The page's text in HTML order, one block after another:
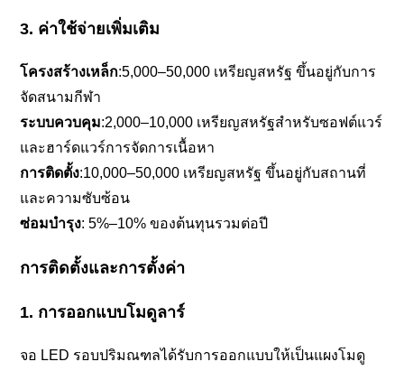
3. ค่าใช้จ่ายเพิ่มเติม
โครงสร้างเหล็ก:5,000–50,000 เหรียญสหรัฐ ขึ้นอยู่กับการ
จัดสนามกีฬา
ระบบควบคุม:2,000–10,000 เหรียญสหรัฐสำหรับซอฟต์แวร์
และฮาร์ดแวร์การจัดการเนื้อหา
การติดตั้ง:10,000–50,000 เหรียญสหรัฐ ขึ้นอยู่กับสถานที่
และความซับซ้อน
ซ่อมบำรุง: 5%–10% ของต้นทุนรวมต่อปี
การติดตั้งและการตั้งค่า
1. การออกแบบโมดูลาร์
จอ LED รอบปริมณฑลได้รับการออกแบบให้เป็นแผงโมดู